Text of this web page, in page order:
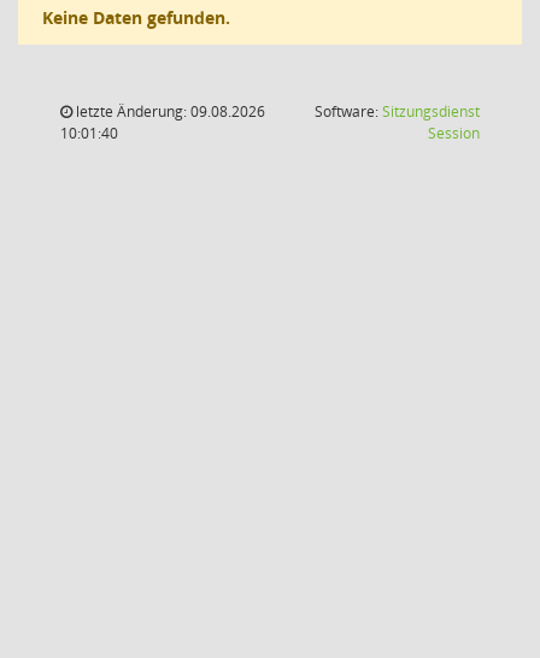
Keine Daten gefunden.
letzte Änderung: 09.08.2026
10:01:40
Software:Sitzungsdienst
Session(Wird in